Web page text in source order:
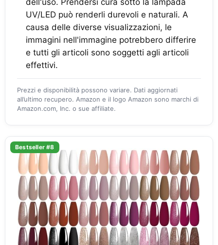
dell'uso. Prendersi cura sotto la lampada
UV/LED può renderli durevoli e naturali. A
causa delle diverse visualizzazioni, le
immagini nell'immagine potrebbero differire
e tutti gli articoli sono soggetti agli articoli
effettivi.
Prezzi e disponibilità possono variare. Dati aggiornati
all’ultimo recupero. Amazon e il logo Amazon sono marchi di
Amazon.com, Inc. o sue affiliate.
Bestseller #8